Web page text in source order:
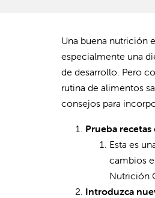
Una buena nutrición
especialmente una
de desarrollo. Pero
rutina de alimentos
consejos para
Prueba
Esta es
cambios
Nutrición
Introduzca